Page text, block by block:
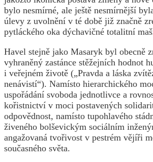
bylo nesmírné, ale ještě nesmírnější
úlevy z uvolnění v té době již značně
pytláckého oka dýchavičné totalitní
Havel stejně jako Masaryk byl obecně
vyhraněný zastánce stěžejních hodnot
i veřejném životě („Pravda a láska
nenávistí“). Namísto hierarchického
uspořádání svoboda jednotlivce a
kořistnictví v moci postavených
odpovědnost, namísto tupohlavého
živeného bolševickým sociálním
angažovaná tvořivost v pestrém vějíři
současného světa.